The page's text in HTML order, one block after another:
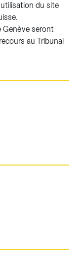
du site
Genève seront
au Tribunal